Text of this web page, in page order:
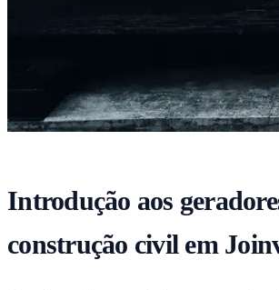
Introdução aos
construção civil em